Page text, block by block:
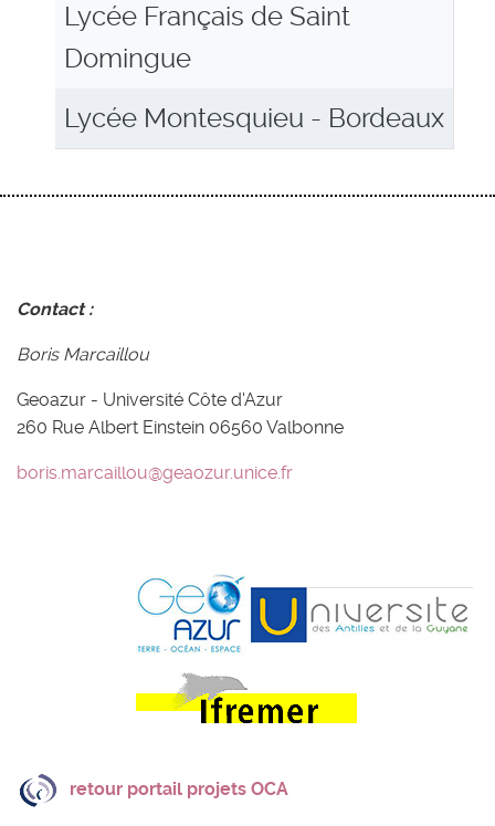
Lycée Français de Saint
Domingue
Lycée Montesquieu - Bordeaux
Contact :
Boris Marcaillou
Geoazur - Université Côte d'Azur
260 Rue Albert Einstein 06560 Valbonne
boris.marcaillou@geaozur.unice.fr
retour portail projets OCA